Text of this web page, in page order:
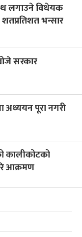
लगाउने विधेयक
भन्सार
सरकार
अध्ययन पूरा नगरी
कालीकोटको
आक्रमण